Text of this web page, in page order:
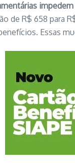
de R$ 658 para
Essas